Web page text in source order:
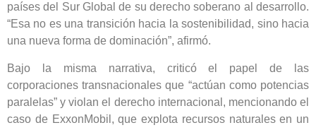
países del Sur Global de su derecho soberano al desarrollo.
“Esa no es una transición hacia la sostenibilidad, sino hacia
una nueva forma de dominación”, afirmó.
Bajo la misma narrativa, criticó el papel de las
corporaciones transnacionales que “actúan como potencias
paralelas” y violan el derecho internacional, mencionando el
caso de ExxonMobil, que explota recursos naturales en un